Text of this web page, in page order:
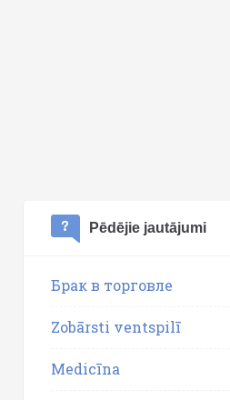
Pēdējie jautājumi
Брак в торговле
Zobārsti ventspilī
Medicīna